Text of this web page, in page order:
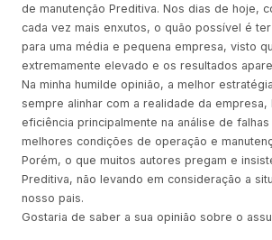
de manutenção Preditiva. Nos dias de hoje,
cada vez mais enxutos, o quão possível é
para uma média e pequena empresa, visto
extremamente elevado e os resultados
Na minha humilde opinião, a melhor
sempre alinhar com a realidade da empresa,
eficiência principalmente na análise de
melhores condições de operação e
Porém, o que muitos autores pregam e
Preditiva, não levando em consideração a
nosso pais.
Gostaria de saber a sua opinião sobre o